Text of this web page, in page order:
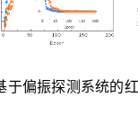
于偏振探测系统的